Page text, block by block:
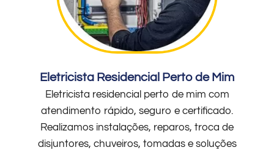
Eletricista Residencial Perto de Mim
Eletricista residencial perto de mim com
atendimento rápido, seguro e certificado.
Realizamos instalações, reparos, troca de
disjuntores, chuveiros, tomadas e soluções